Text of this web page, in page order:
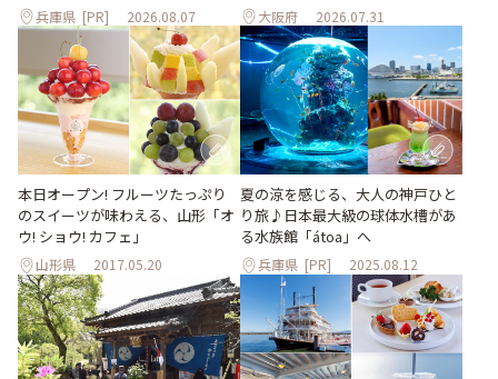
兵庫県 [PR] 2026.08.07 大阪府 2026.07.31
本日オープン! フルーツたっぷり
のスイーツが味わえる、山形「オ
ウ! ショウ! カフェ」
山形県 2017.05.20
夏の涼を感じる、大人の神戸ひと
り旅♪日本最大級の球体水槽があ
る水族館「átoa」へ
兵庫県 [PR] 2025.08.12